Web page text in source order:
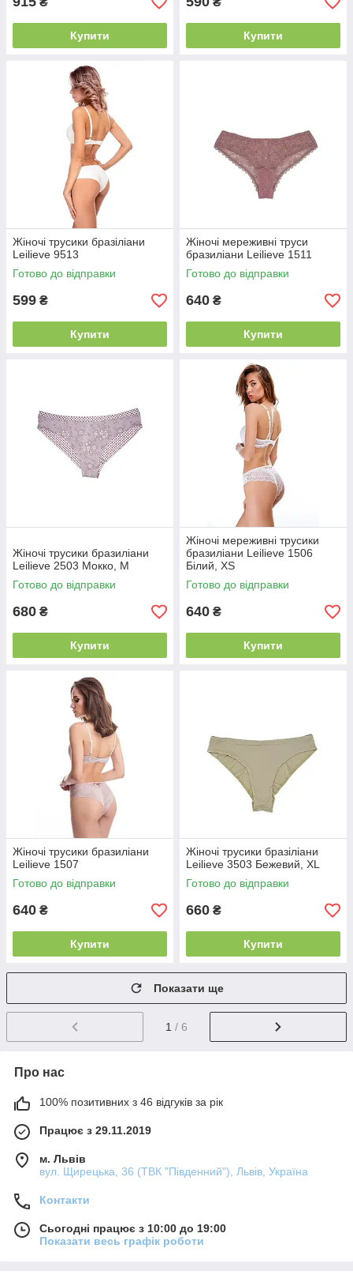
Купити Купити
Жіночі трусики бразіліани
Leilieve 9513
Готово до відправки
599 ₴
Купити
Жіночі мереживні труси
бразиліани Leilieve 1511
Готово до відправки
640 ₴
Купити
Жіночі трусики бразиліани
Leilieve 2503 Мокко, М
Готово до відправки
680 ₴
Купити
Жіночі мереживні трусики
бразиліани Leilieve 1506
Білий, XS
Готово до відправки
640 ₴
Купити
Жіночі трусики бразиліани
Leilieve 1507
Готово до відправки
640 ₴
Купити
Жіночі трусики бразіліани
Leilieve 3503 Бежевий, XL
Готово до відправки
660 ₴
Купити
Показати ще
1 / 6
Про нас
100% позитивних з 46 відгуків за рік
Працює з 29.11.2019
м. Львів
вул. Щирецька, 36 (ТВК "Південний"), Львів, Україна
Контакти
Сьогодні працює з 10:00 до 19:00
Показати весь графік роботи